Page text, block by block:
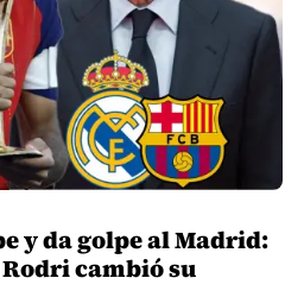
y da golpe al Madrid:
cambió su